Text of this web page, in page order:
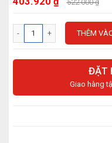
522.000 ₫
THÊM
ĐẶT
Giao hàng